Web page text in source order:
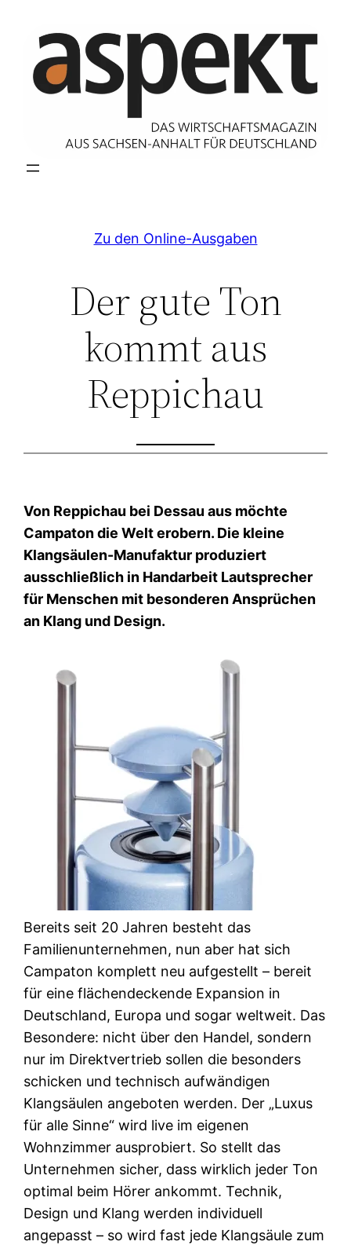
Inhalt
springen
Zu den Online-Ausgaben
Der gute Ton
kommt aus
Reppichau
Von Reppichau bei Dessau aus möchte
Campaton die Welt erobern. Die kleine
Klangsäulen-Manufaktur produziert
ausschließlich in Handarbeit Lautsprecher
für Menschen mit besonderen Ansprüchen
an Klang und Design.
Bereits seit 20 Jahren besteht das
Familienunternehmen, nun aber hat sich
Campaton komplett neu aufgestellt – bereit
für eine flächendeckende Expansion in
Deutschland, Europa und sogar weltweit. Das
Besondere: nicht über den Handel, sondern
nur im Direktvertrieb sollen die besonders
schicken und technisch aufwändigen
Klangsäulen angeboten werden. Der „Luxus
für alle Sinne“ wird live im eigenen
Wohnzimmer ausprobiert. So stellt das
Unternehmen sicher, dass wirklich jeder Ton
optimal beim Hörer ankommt. Technik,
Design und Klang werden individuell
angepasst – so wird fast jede Klangsäule zum